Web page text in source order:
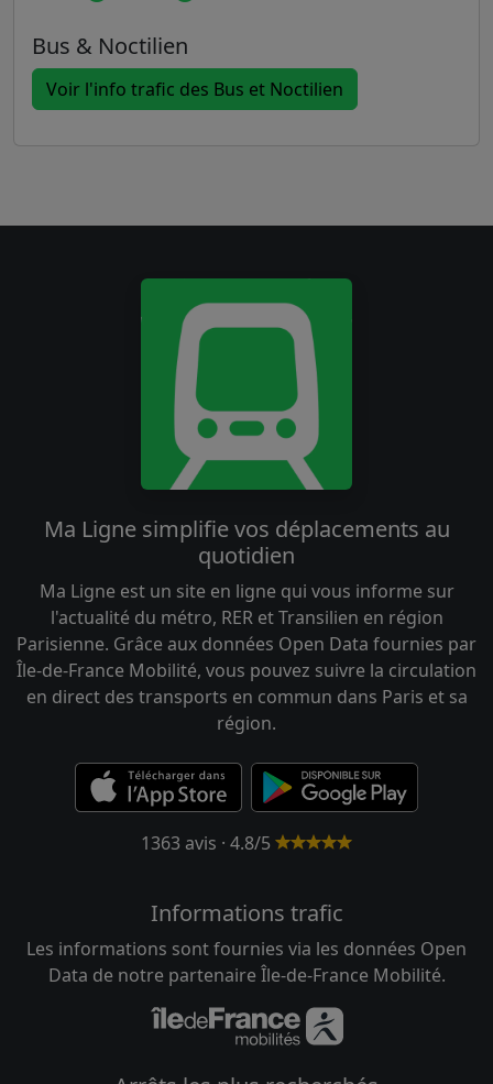
Bus & Noctilien
Voir l'info trafic des Bus et Noctilien
Ma Ligne simplifie vos déplacements au
quotidien
Ma Ligne est un site en ligne qui vous informe sur
l'actualité du métro, RER et Transilien en région
Parisienne. Grâce aux données Open Data fournies par
Île-de-France Mobilité, vous pouvez suivre la circulation
en direct des transports en commun dans Paris et sa
région.
1363 avis · 4.8/5
Informations trafic
Les informations sont fournies via les données Open
Data de notre partenaire Île-de-France Mobilité.